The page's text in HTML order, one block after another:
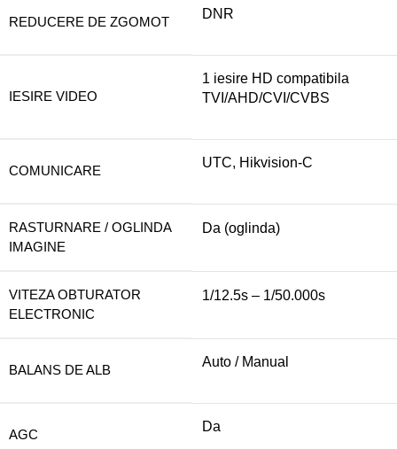
REDUCERE DE ZGOMOT
DNR
IESIRE VIDEO
1 iesire HD compatibila
TVI/AHD/CVI/CVBS
COMUNICARE
UTC, Hikvision-C
RASTURNARE / OGLINDA
IMAGINE
Da (oglinda)
VITEZA OBTURATOR
ELECTRONIC
1/12.5s – 1/50.000s
BALANS DE ALB
Auto / Manual
AGC
Da